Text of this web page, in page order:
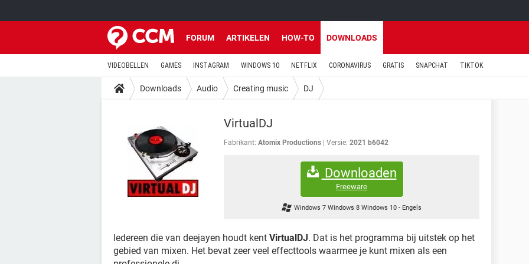
FORUM ARTIKELEN HOW-TO DOWNLOADS
VIDEOBELLEN GAMES INSTAGRAM WINDOWS 10 NETFLIX CORONAVIRUS GRATIS SNAPCHAT TIKTOK
Downloads Audio Creating music DJ
VirtualDJ
Fabrikant: Atomix Productions Versie: 2021 b6042
Downloaden
Freeware
Windows 7 Windows 8 Windows 10 - Engels
Iedereen die van deejayen houdt kent VirtualDJ. Dat is het programma bij uitstek op het
gebied van mixen. Het bevat zeer veel effecttools waarmee je kunt mixen als een